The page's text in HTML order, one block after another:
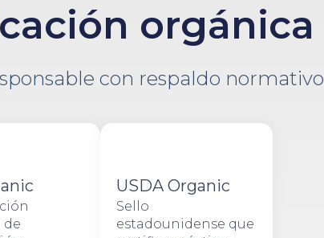
orgánica
con respaldo normativo
de
USDA Organic
Sello
estadounidense que